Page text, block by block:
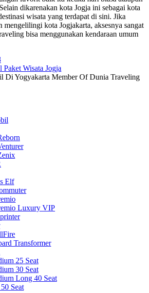
dikarenakan kota Jogja ini sebagai kota
wisata yang terdapat di sini. Jika
kota Jogjakarta, aksesnya sangat
bisa menggunakan kendaraan umum
Di Yogyakarta Member Of Dunia Traveling
Elf
Luxury VIP
Transformer
25 Seat
30 Seat
Long 40 Seat
Seat